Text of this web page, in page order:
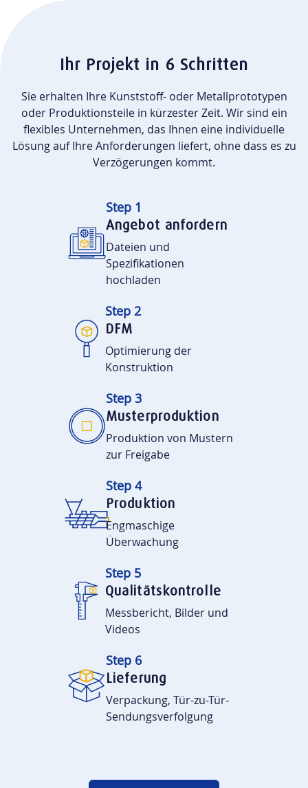
Ihr Projekt in 6 Schritten
Sie erhalten Ihre Kunststoff- oder Metallprototypen
oder Produktionsteile in kürzester Zeit. Wir sind ein
flexibles Unternehmen, das Ihnen eine individuelle
Lösung auf Ihre Anforderungen liefert, ohne dass es zu
Verzögerungen kommt.
Step 1
Angebot anfordern
Dateien und
Spezifikationen
hochladen
Step 2
DFM
Optimierung der
Konstruktion
Step 3
Musterproduktion
Produktion von Mustern
zur Freigabe
Step 4
Produktion
Engmaschige
Überwachung
Step 5
Qualitätskontrolle
Messbericht, Bilder und
Videos
Step 6
Lieferung
Verpackung, Tür-zu-Tür-
Sendungsverfolgung